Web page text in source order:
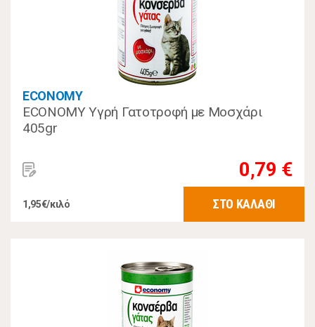
ECONOMY
ECONOMY Υγρή Γατοτροφή με Μοσχάρι
405gr
0,79 €
1,95€/κιλό ΣΤΟ ΚΑΛΑΘΙ